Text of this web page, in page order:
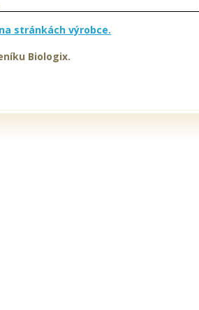
stránkách výrobce.
Biologix.